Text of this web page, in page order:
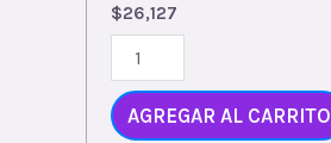
$26,127
FABULOSOx3000x4
quantity
AGREGAR AL CARRITO